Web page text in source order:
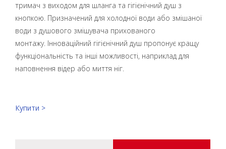
тримач з виходом для шланга та гігієнічний душ з
кнопкою. Призначений для холодної води або змішаної
води з душового змішувача прихованого
монтажу. Інноваційний гігієнічний душ пропонує кращу
функціональність та інші можливості, наприклад для
наповнення відер або миття ніг.
Купити >